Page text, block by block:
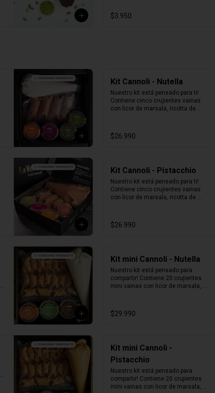
$3.950
Kit Cannoli - Nutella
Nuestro kit está pensado para ti!
Contiene cinco crujientes vainas
con licor de marsala, ricotta de
pistacho, piel de naranja confitada,
marrasquino, pistacho y una
$26.990
Kit Cannoli - Pistacchio
Nuestro kit está pensado para ti!
Contiene cinco crujientes vainas
con licor de marsala, ricotta de
chocolate, pistacho, piel de naranja
confitada, marrasquino, pistacho y
$26.990
Kit mini Cannoli - Nutella
Nuestro kit está pensado para
compartir! Contiene 20 crujientes
mini vainas con licor de marsala,
pistacho, piel de naranja confitada,
marrasquino, pistacho y una
$29.990
Kit mini Cannoli -
Pistacchio
Nuestro kit está pensado para
compartir! Contiene 20 crujientes
mini vainas con licor de marsala,